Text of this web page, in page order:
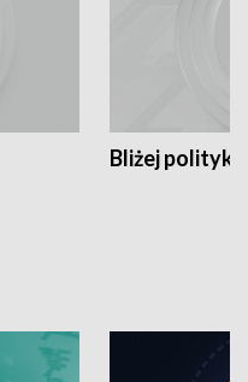
Bliżej polityki